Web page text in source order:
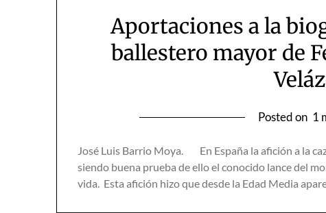
Aportaciones a la
ballestero mayor de
Posted on 1
José Luis Barrio Moya. En España la afición a la
siendo buena prueba de ello el conocido lance del
vida. Esta afición hizo que desde la Edad Media